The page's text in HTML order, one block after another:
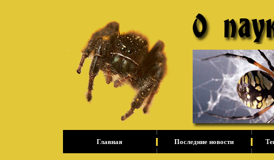
Главная Последние новости